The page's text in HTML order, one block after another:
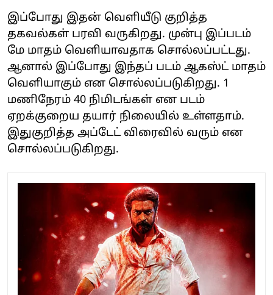
இப்போது இதன் வெளியீடு குறித்த
தகவல்கள் பரவி வருகிறது. முன்பு இப்படம்
மே மாதம் வெளியாவதாக சொல்லப்பட்டது.
ஆனால் இப்போது இந்தப் படம் ஆகஸ்ட் மாதம்
வெளியாகும் என சொல்லப்படுகிறது. 1
மணிநேரம் 40 நிமிடங்கள் என படம்
ஏறக்குறைய தயார் நிலையில் உள்ளதாம்.
இதுகுறித்த அப்டேட் விரைவில் வரும் என
சொல்லப்படுகிறது.